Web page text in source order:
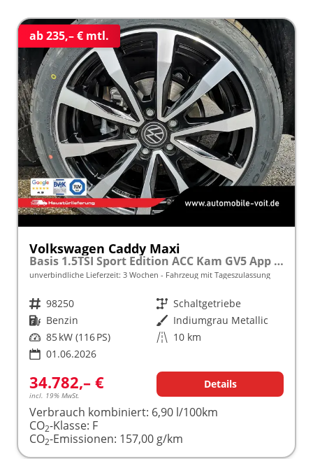
ab 235,– € mtl.
Volkswagen Caddy Maxi
Basis 1.5TSI Sport Edition ACC Kam GV5 App AHK Reling
unverbindliche Lieferzeit: 3 Wochen Fahrzeug mit Tageszulassung
Fahrzeugnr. 98250 Getriebe Schaltgetriebe
Kraftstoff Benzin Außenfarbe Indiumgrau Metallic
Leistung 85 kW (116 PS) Kilometerstand 10 km
01.06.2026
34.782,– €
incl. 19% MwSt.
Details
Verbrauch kombiniert: 6,90 l/100km
CO2-Klasse: F
CO2-Emissionen: 157,00 g/km